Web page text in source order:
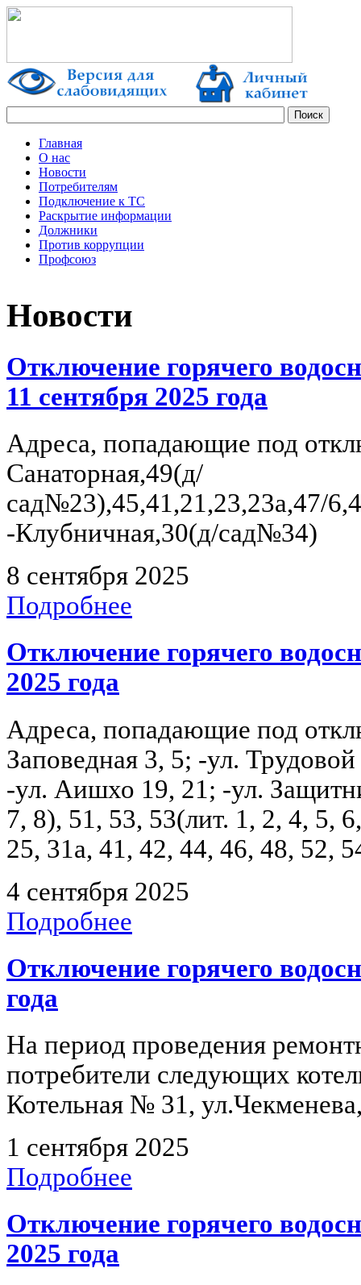
Главная
О нас
Новости
Потребителям
Подключение к ТС
Раскрытие информации
Должники
Против коррупции
Профсоюз
Новости
Отключение горячего
11 сентября 2025 года
Адреса, попадающие под
Санаторная,49(д/
сад№23),45,41,21,23,23а,47/
-Клубничная,30(д/сад№34)
8 сентября 2025
Подробнее
Отключение горячего
2025 года
Адреса, попадающие под
Заповедная 3, 5; -ул.
-ул. Аишхо 19, 21; -ул.
7, 8), 51, 53, 53(лит. 1, 2, 4, 5,
25, 31а, 41, 42, 44, 46, 48, 52,
4 сентября 2025
Подробнее
Отключение горячего
года
На период проведения
потребители следующих
Котельная № 31,
1 сентября 2025
Подробнее
Отключение горячего
2025 года